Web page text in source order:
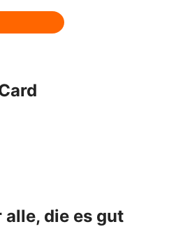
die es gut